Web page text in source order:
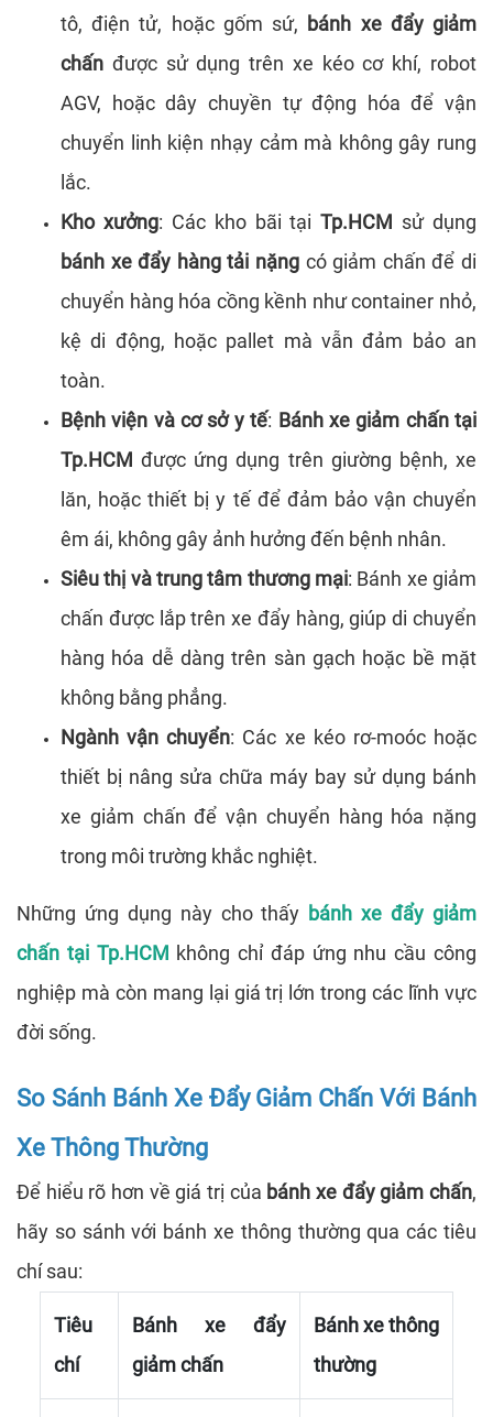
tô, điện tử, hoặc gốm sứ, bánh xe đẩy giảm
chấn được sử dụng trên xe kéo cơ khí, robot
AGV, hoặc dây chuyền tự động hóa để vận
chuyển linh kiện nhạy cảm mà không gây rung
lắc.
Kho xưởng: Các kho bãi tạiTp.HCM sử dụng
bánh xe đẩy hàng tải nặng có giảm chấn để di
chuyển hàng hóa cồng kềnh như container nhỏ,
kệ di động, hoặc pallet mà vẫn đảm bảo an
toàn.
Bệnh viện và cơ sở y tế: Bánh xe giảm chấn tại
Tp.HCM được ứng dụng trên giường bệnh, xe
lăn, hoặc thiết bị y tế để đảm bảo vận chuyển
êm ái, không gây ảnh hưởng đến bệnh nhân.
Siêu thị và trung tâm thương mại: Bánh xe giảm
chấn được lắp trên xe đẩy hàng, giúp di chuyển
hàng hóa dễ dàng trên sàn gạch hoặc bề mặt
không bằng phẳng.
Ngành vận chuyển: Các xe kéo rơ-moóc hoặc
thiết bị nâng sửa chữa máy bay sử dụng bánh
xe giảm chấn để vận chuyển hàng hóa nặng
trong môi trường khắc nghiệt.
Những ứng dụng này cho thấy bánh xe đẩy giảm
chấn tại Tp.HCM không chỉ đáp ứng nhu cầu công
nghiệp mà còn mang lại giá trị lớn trong các lĩnh vực
đời sống.
So Sánh Bánh Xe Đẩy Giảm Chấn Với Bánh
Xe Thông Thường
Để hiểu rõ hơn về giá trị của bánh xe đẩy giảm chấn,
hãy so sánh với bánh xe thông thường qua các tiêu
chí sau:
Tiêu
chí
Bánh xe đẩy
giảm chấn
Bánh xe thông
thường